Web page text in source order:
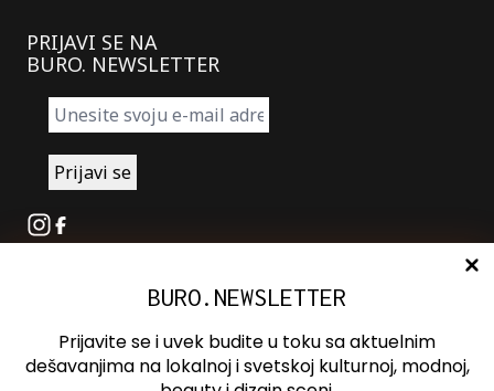
PRIJAVI SE NA
BURO. NEWSLETTER
Instagram
Facebook
Oglašavanje
Kontakt
BURO.NEWSLETTER
Prijavite se i uvek budite u toku sa aktuelnim
dešavanjima na lokalnoj i svetskoj kulturnoj, modnoj,